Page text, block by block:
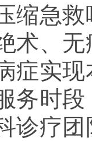
缩急
术、
症实
务时
诊疗